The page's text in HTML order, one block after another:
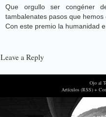
Que orgullo ser congéner
tambalenates pasos que
Con este premio la humanidad
Leave a Reply
Ojo al
Artículos (RSS) +